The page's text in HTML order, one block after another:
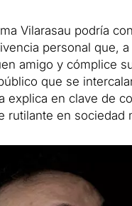
Vilarasau podría
personal que,
amigo y cómplice
que se
explica en clave de
rutilante en